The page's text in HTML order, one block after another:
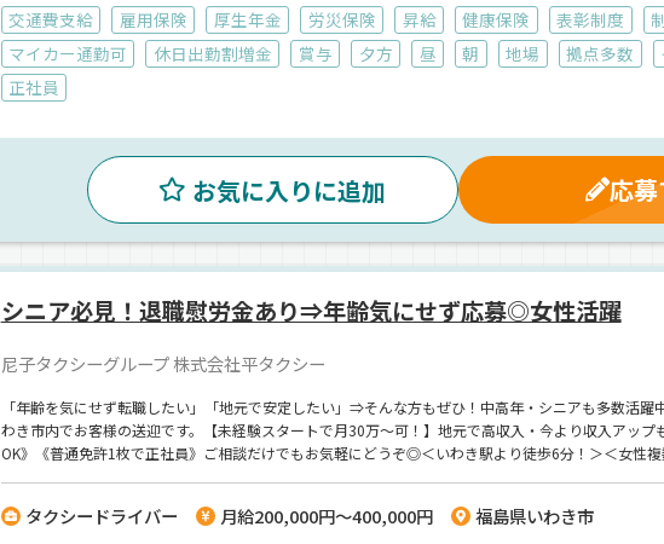
交通費支給
雇用保険 厚生年金 労災保険 昇給 健康保険 表彰制度
マイカー通勤可
休日出勤割増金 賞与 夕方 昼 朝 地場 拠点多数
正社員
お気に入りに追加 応募
シニア必見！退職慰労金あり⇒年齢気にせず応募◎女性活躍
尼子タクシーグループ 株式会社平タクシー
「年齢を気にせず転職したい」「地元で安定したい」⇒そんな方もぜひ！中高年・シニアも多数活
わき市内でお客様の送迎です。【未経験スタートで月30万～可！】地元で高収入・今より収入アッ
OK》《普通免許1枚で正社員》ご相談だけでもお気軽にどうぞ◎＜いわき駅より徒歩6分！＞＜女性
タクシードライバー 月給200,000円～400,000円 福島県いわき市